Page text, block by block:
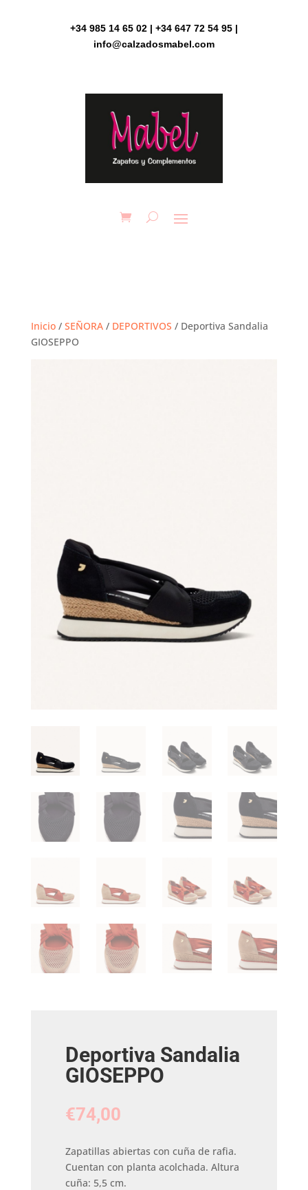
+34 985 14 65 02 | +34 647 72 54 95 |
info@calzadosmabel.com
Inicio/ SEÑORA/ DEPORTIVOS / Deportiva Sandalia
GIOSEPPO
Deportiva Sandalia
GIOSEPPO
€74,00
Zapatillas abiertas con cuña de rafia.
Cuentan con planta acolchada. Altura
cuña: 5,5 cm.